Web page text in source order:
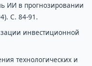
ИИ в прогнозировании
С. 84-91.
инвестиционной
технологических и